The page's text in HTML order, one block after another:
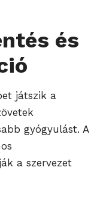
és
játszik a
gyógyulást. A
a szervezet